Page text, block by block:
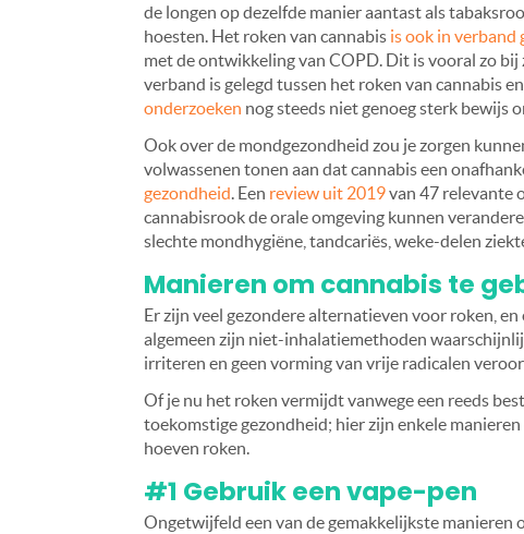
de longen op dezelfde manier aantast als
hoesten. Het roken van cannabis is ook in verband
met de ontwikkeling van COPD. Dit is vooral zo
verband is gelegd tussen het roken van cannabis
onderzoeken nog steeds niet genoeg sterk bewijs
Ook over de mondgezondheid zou je zorgen
volwassenen tonen aan dat cannabis een
gezondheid. Een review uit 2019van 47 relevante
cannabisrook de orale omgeving kunnen
slechte mondhygiëne, tandcariës, weke-delen
Manieren om cannabis te
Er zijn veel gezondere alternatieven voor roken,
algemeen zijn niet-inhalatiemethoden
irriteren en geen vorming van vrije radicalen
Of je nu het roken vermijdt vanwege een reeds
toekomstige gezondheid; hier zijn enkele
hoeven roken.
#1 Gebruik een vape-pen
Ongetwijfeld een van de gemakkelijkste manieren